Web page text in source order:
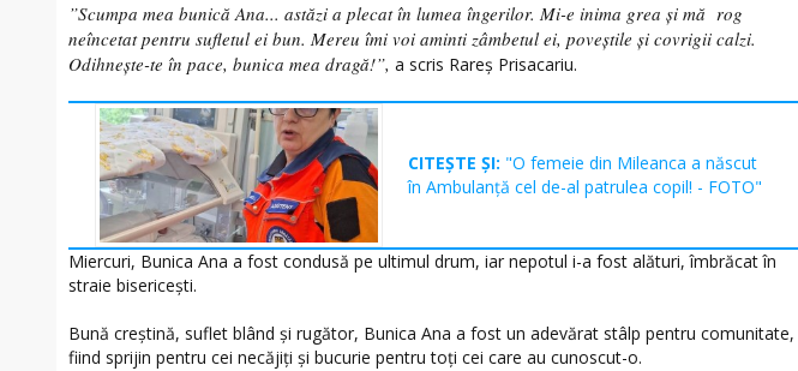
”Scumpa mea bunică Ana... astăzi a plecat în lumea îngerilor. Mi-e inima grea și mă rog
neîncetat pentru sufletul ei bun. Mereu îmi voi aminti zâmbetul ei, poveștile și covrigii calzi.
Odihnește-te în pace, bunica mea dragă!”, a scris Rareș Prisacariu.
CITEȘTE ȘI: "O femeie din Mileanca a născut
în Ambulanță cel de-al patrulea copil! - FOTO"
Miercuri, Bunica Ana a fost condusă pe ultimul drum, iar nepotul i-a fost alături, îmbrăcat în
straie bisericești.
Bună creștină, suflet blând și rugător, Bunica Ana a fost un adevărat stâlp pentru comunitate,
fiind sprijin pentru cei necăjiți și bucurie pentru toți cei care au cunoscut-o.